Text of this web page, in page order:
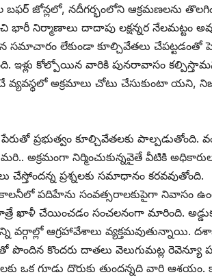
‌జోన్లలో, నదీగర్భంలోని ఆక్రమణలను
భారీ నిర్మాణాలు దాదాపు లక్షన్నర
సమాచారం లేకుండా కూల్చివేతలు చేపట్టడంతో
ఇళ్లు కోల్పోయిన వారికి పునరావాసం
వ్యవస్థలో అక్రమాలు చోటు చేసుకుంటా
ప్రభుత్వం కూల్చివేతలకు పాల్పడుతోంది.
అక్రమంగా నిర్మించుకున్నవైతే వీటికి
చేస్తోందన్న ప్రశ్నలకు సమాధానం కరవవుతోంది.
పదిహేను సంవత్సరాలకుపైగా నివాసం
ఖాళీ చేయించడం సంచలనంగా మారింది.
వర్గాల్లో ఆగ్రహావేశాలు వ్యక్తమవుతున్నాయి.
పొందిన కొందరు దాతలు వెలుగుమట్ల రెవెన్యూ
ఒక గూడు దొరుకు తుందన్నది వారి